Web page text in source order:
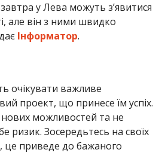
у Лева можуть з’явитися
але він з ними швидко
Інформатор.
очікувати важливе
проект, що принесе їм успіх.
нових можливостей та не
ризик. Зосередьтесь на своїх
це приведе до бажаного